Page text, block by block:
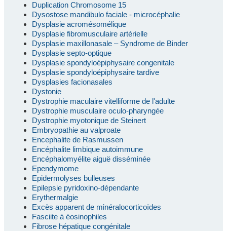
Duplication Chromosome 15
Dysostose mandibulo faciale - microcéphalie
Dysplasie acromésomélique
Dysplasie fibromusculaire artérielle
Dysplasie maxillonasale – Syndrome de Binder
Dysplasie septo-optique
Dysplasie spondyloépiphysaire congenitale
Dysplasie spondyloépiphysaire tardive
Dysplasies facionasales
Dystonie
Dystrophie maculaire vitelliforme de l'adulte
Dystrophie musculaire oculo-pharyngée
Dystrophie myotonique de Steinert
Embryopathie au valproate
Encephalite de Rasmussen
Encéphalite limbique autoimmune
Encéphalomyélite aiguë disséminée
Ependymome
Epidermolyses bulleuses
Epilepsie pyridoxino-dépendante
Erythermalgie
Excès apparent de minéralocorticoïdes
Fasciite à éosinophiles
Fibrose hépatique congénitale